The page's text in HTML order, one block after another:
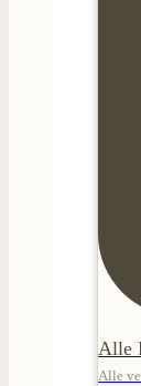
Alle
Alle